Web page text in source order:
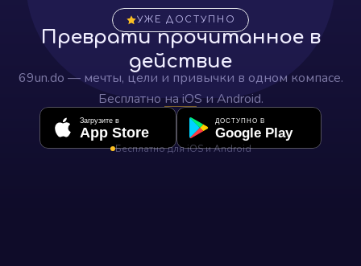
УЖЕ ДОСТУПНО
Преврати прочитанное в
действие
69un.do — мечты, цели и привычки в одном компасе.
Бесплатно на iOS и Android.
Загрузите в
App Store
ДОСТУПНО В
Google Play
Бесплатно для iOS и Android